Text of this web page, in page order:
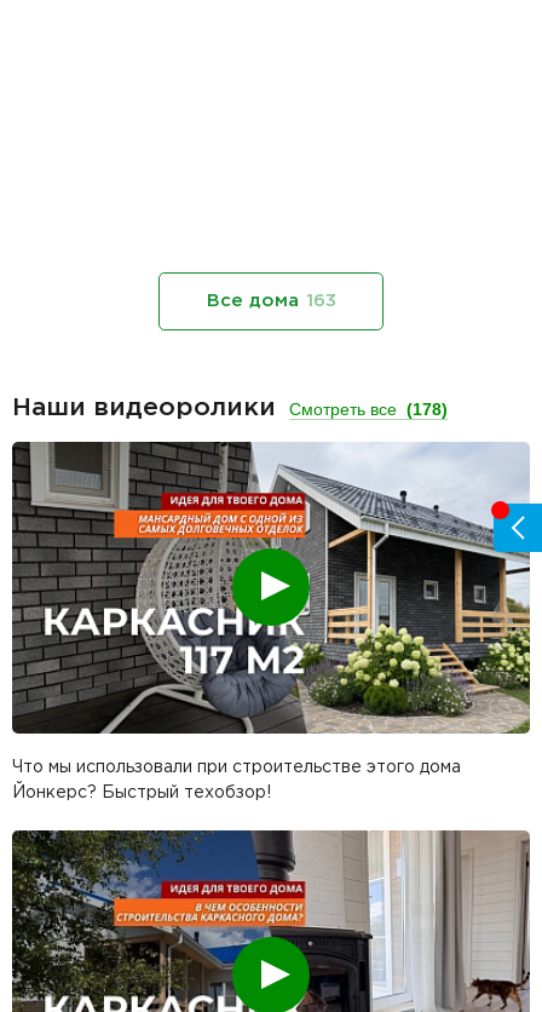
Все дома 163
Наши видеоролики Смотреть все (178)
Смотреть
Что мы использовали при строительстве этого дома
Йонкерс? Быстрый техобзор!
Смотреть